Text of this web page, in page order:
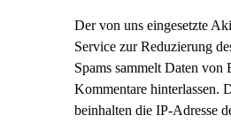
Der von uns eingesetzte
Service zur Reduzierung
Spams sammelt Daten von
Kommentare hinterlassen.
beinhalten die IP-Adresse